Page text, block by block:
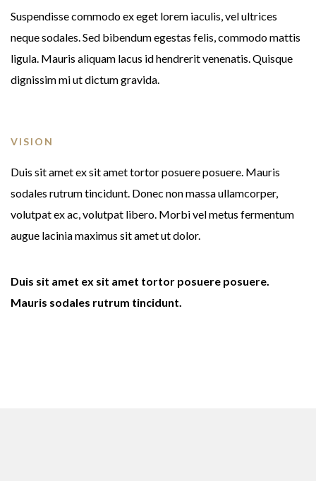
Suspendisse commodo ex eget lorem iaculis, vel ultrices
neque sodales. Sed bibendum egestas felis, commodo mattis
ligula. Mauris aliquam lacus id hendrerit venenatis. Quisque
dignissim mi ut dictum gravida.
VISION
Duis sit amet ex sit amet tortor posuere posuere. Mauris
sodales rutrum tincidunt. Donec non massa ullamcorper,
volutpat ex ac, volutpat libero. Morbi vel metus fermentum
augue lacinia maximus sit amet ut dolor.
Duis sit amet ex sit amet tortor posuere posuere.
Mauris sodales rutrum tincidunt.